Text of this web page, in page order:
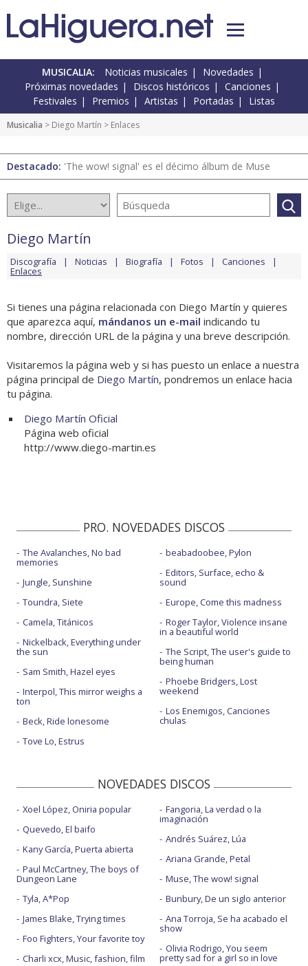
MUSICALIA: Noticias musicales
Novedades
Próximas novedades
Discos históricos
Canciones
Festivales
Premios Artistas Portadas Listas
Musicalia > Diego Martín > Enlaces
Destacado: 'The wow! signal' es el décimo álbum de Muse
Diego Martín
Discografía Noticias Biografía Fotos Canciones
Enlaces
Si tienes una página relacionada con Diego Martín y quieres
que aparezca aquí, mándanos un e-mail indicando tu
nombre, dirección URL de la página y una breve descripción.
Visitaremos la página web y si has puesto un enlace a nuestra
página principal de Diego Martín, pondremos un enlace hacia
tu página.
Diego Martín Oficial
Página web oficial
http://www.diego-martin.es
PRO. NOVEDADES DISCOS
The Avalanches, No bad
memories
Jungle, Sunshine
Toundra, Siete
Camela, Titánicos
Nickelback, Everything under
the sun
Sam Smith, Hazel eyes
Interpol, This mirror weighs a
ton
Beck, Ride lonesome
Tove Lo, Estrus
beabadoobee, Pylon
Editors, Surface, echo &
sound
Europe, Come this madness
Roger Taylor, Violence insane
in a beautiful world
The Script, The user's guide to
being human
Phoebe Bridgers, Lost
weekend
Los Enemigos, Canciones
chulas
NOVEDADES DISCOS
Xoel López, Oniria popular
Quevedo, El baifo
Kany García, Puerta abierta
Paul McCartney, The boys of
Dungeon Lane
Tyla, A*Pop
James Blake, Trying times
Foo Fighters, Your favorite toy
Charli xcx, Music, fashion, film
Fangoria, La verdad o la
imaginación
Andrés Suárez, Lúa
Ariana Grande, Petal
Muse, The wow! signal
Bunbury, De un siglo anterior
Ana Torroja, Se ha acabado el
show
Olivia Rodrigo, You seem
pretty sad for a girl so in love